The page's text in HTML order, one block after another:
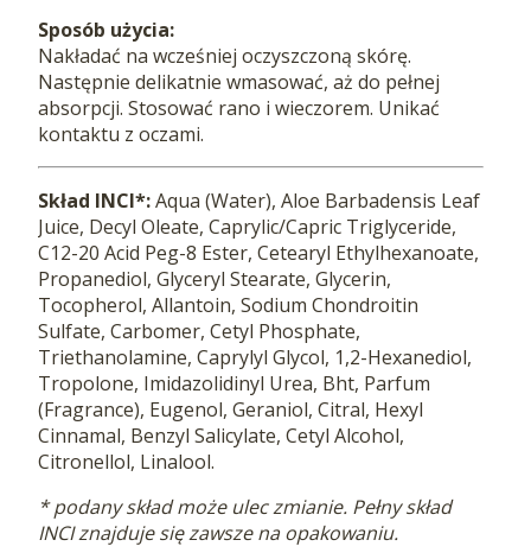
Sposób użycia:
Nakładać na wcześniej oczyszczoną skórę.
Następnie delikatnie wmasować, aż do pełnej
absorpcji. Stosować rano i wieczorem. Unikać
kontaktu z oczami.
Skład INCI*:Aqua (Water), Aloe Barbadensis Leaf
Juice, Decyl Oleate, Caprylic/Capric Triglyceride,
C12-20 Acid Peg-8 Ester, Cetearyl Ethylhexanoate,
Propanediol, Glyceryl Stearate, Glycerin,
Tocopherol, Allantoin, Sodium Chondroitin
Sulfate, Carbomer, Cetyl Phosphate,
Triethanolamine, Caprylyl Glycol, 1,2-Hexanediol,
Tropolone, Imidazolidinyl Urea, Bht, Parfum
(Fragrance), Eugenol, Geraniol, Citral, Hexyl
Cinnamal, Benzyl Salicylate, Cetyl Alcohol,
Citronellol, Linalool.
* podany skład może ulec zmianie. Pełny skład
INCI znajduje się zawsze na opakowaniu.